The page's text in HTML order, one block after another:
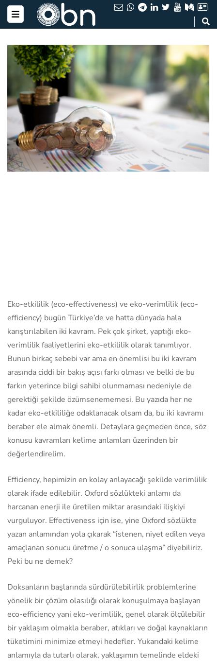
Eko-etkililik (eco-effectiveness) ve eko-verimlilik (eco-
efficiency) bugün Türkiye’de ve hatta dünyada hala
karıştırılabilen iki kavram. Pek çok şirket, yaptığı eko-
verimlilik faaliyetlerini eko-etkililik olarak tanımlıyor.
Bunun birkaç sebebi var ama en önemlisi bu iki kavram
arasında ciddi bir bakış açısı farkı olması ve belki de bu
farkın yeterince bilgi sahibi olunmaması nedeniyle de
gerektiği şekilde özümsenememesi. Bu yazıda her ne
kadar eko-etkililiğe odaklanacak olsam da, bu iki kavramı
beraber ele almak önemli. Detaylara geçmeden önce, söz
konusu kavramları kelime anlamları üzerinden bir
değerlendirelim.
Efficiency, hepimizin en kolay anlayacağı şekilde verimlilik
olarak ifade edilebilir. Oxford sözlükteki anlamı da
harcanan enerji ile üretilen miktar arasındaki ilişkiyi
vurguluyor. Effectiveness için ise, yine Oxford sözlükte
yazan anlamından yola çıkarak “istenen, niyet edilen veya
amaçlanan sonucu üretme / o sonuca ulaşma” diyebiliriz.
Peki bu ne demek?
Doksanların başlarında sürdürülebilirlik problemlerine
yönelik bir çözüm olasılığı olarak konuşulmaya başlayan
eco-efficiency yani eko-verimlilik, genel olarak ölçülebilir
bir yaklaşım olmakla beraber, atıkları ve doğal kaynakların
tüketimini minimize etmeyi hedefler. Yukarıdaki kelime
anlamıyla da tutarlı olarak, yaklaşımın temelinde eldeki